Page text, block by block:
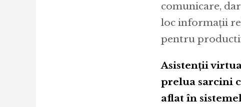
comunicare,
loc informaţii
pentru
Asistenții
prelua sarcini
aflat în